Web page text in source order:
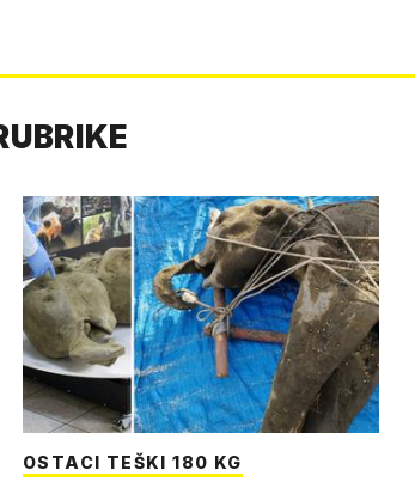
OSTACI TEŠKI 180 KG